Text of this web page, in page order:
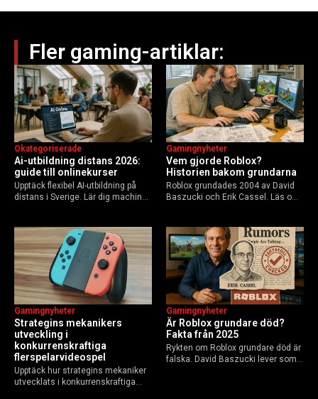
Fler gaming-artiklar:
Ai-utbildning distans 2026:
guide till onlinekurser
Okategoriserade
Upptäck flexibel AI-utbildning på
distans i Sverige. Lär dig machine
Guide för nybörjare och
yrkesverksamma som vill bygga…
Vem gjorde Roblox?
Historien bakom grundarna
Gamingnyheter
Roblox grundades 2004 av David
Baszucki och Erik Cassel. Läs om
användare 2025, och vad som
händer inför 2026.
Strategins mekanikers
utveckling i
konkurrenskraftiga
flerspelarvideospel
Gamingnyheter
Upptäck hur strategins mekaniker
utvecklats i konkurrenskraftiga
Är Roblox grundare död?
Fakta från 2025
Gamingnyheter
Rykten om Roblox grundare död är
falska. David Baszucki lever som